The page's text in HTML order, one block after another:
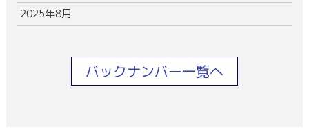
2025年8月
バックナンバー一覧へ